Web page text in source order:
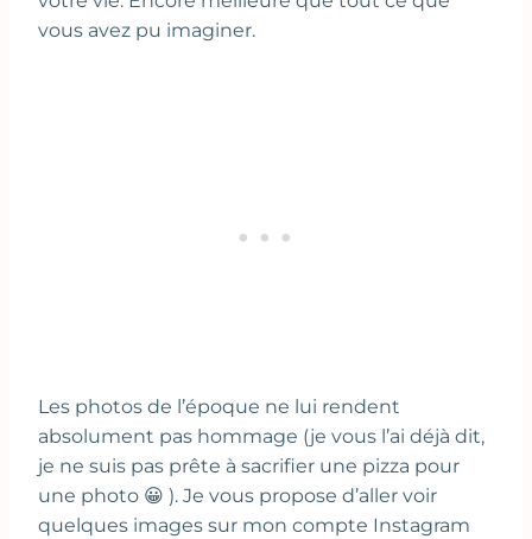
vous avez pu imaginer.
Les photos de l’époque ne lui rendent
absolument pas hommage (je vous l’ai déjà dit,
je ne suis pas prête à sacrifier une pizza pour
une photo 😀 ). Je vous propose d’aller voir
quelques images sur mon compte Instagram